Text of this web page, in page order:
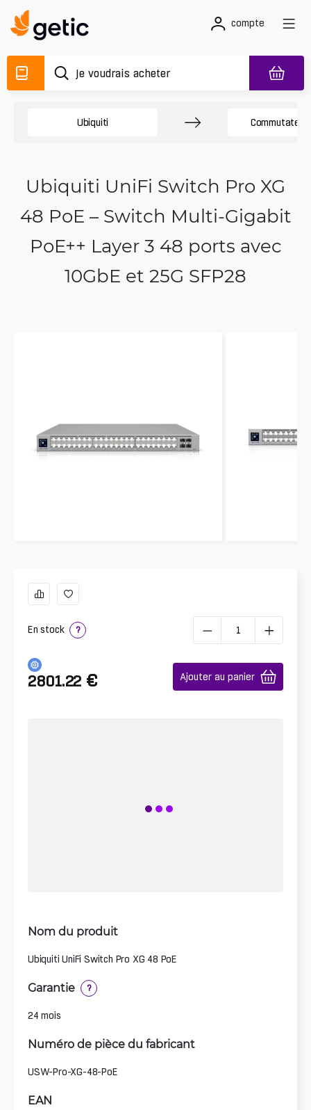
compte
Ubiquiti
Ubiquiti UniFi Switch Pro XG
48 PoE – Switch Multi-Gigabit
PoE++ Layer 3 48 ports avec
10GbE et 25G SFP28
En stock ?
2801.22 € Ajouter au panier
Nom du produit
Ubiquiti UniFi Switch Pro XG 48 PoE
Garantie ?
24 mois
Numéro de pièce du fabricant
USW-Pro-XG-48-PoE
EAN